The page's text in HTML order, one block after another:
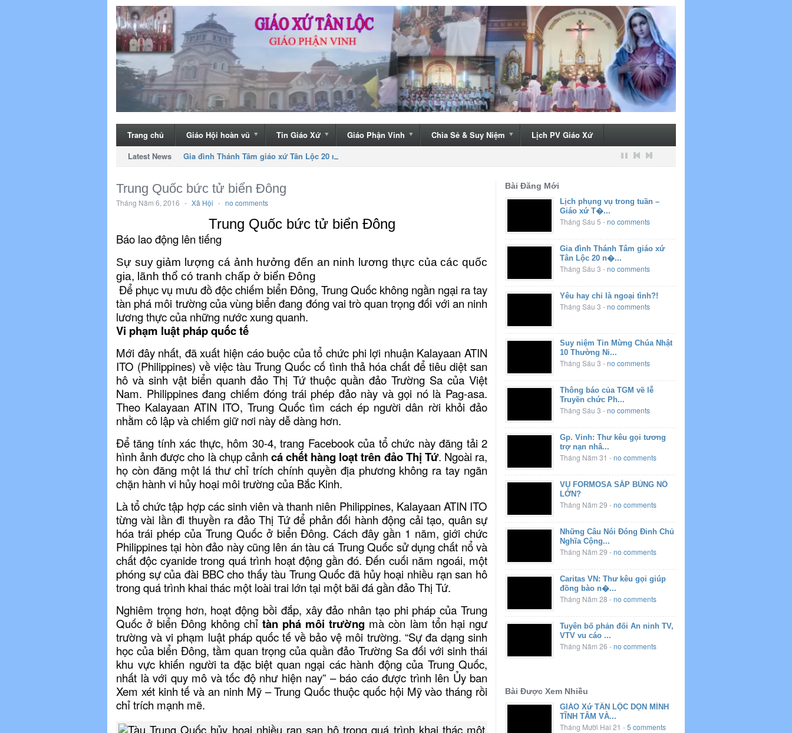
Trang chủ Giáo Hội hoàn vũ Tin Giáo Xứ Giáo Phận Vinh Chia Sẻ & Suy Niệm
Lịch PV Giáo Xứ
Latest News
Gia đình Thánh Tâm giáo xứ Tân Lộc 20 năm thành lập
Trung Quốc bức tử biển Đông
Tháng Năm 6, 2016 - Xã Hội - no comments
Trung Quốc bức tử biển Đông
Báo lao động lên tiếng
Sự suy giảm lượng cá ảnh hưởng đến an ninh lương thực của các quốc
gia, lãnh thổ có tranh chấp ở biển Đông
Để phục vụ mưu đồ độc chiếm biển Đông, Trung Quốc không ngần ngại ra tay
tàn phá môi trường của vùng biển đang đóng vai trò quan trọng đối với an ninh
lương thực của những nước xung quanh.
Vi phạm luật pháp quốc tế
Mới đây nhất, đã xuất hiện cáo buộc của tổ chức phi lợi nhuận Kalayaan ATIN
ITO (Philippines) về việc tàu Trung Quốc cố tình thả hóa chất để tiêu diệt san
hô và sinh vật biển quanh đảo Thị Tứ thuộc quần đảo Trường Sa của Việt
Nam. Philippines đang chiếm đóng trái phép đảo này và gọi nó là Pag-asa.
Theo Kalayaan ATIN ITO, Trung Quốc tìm cách ép người dân rời khỏi đảo
nhằm cô lập và chiếm giữ nơi này dễ dàng hơn.
Để tăng tính xác thực, hôm 30-4, trang Facebook của tổ chức này đăng tải 2
hình ảnh được cho là chụp cảnh cá chết hàng loạt trên đảo Thị Tứ. Ngoài ra,
họ còn đăng một lá thư chỉ trích chính quyền địa phương không ra tay ngăn
chặn hành vi hủy hoại môi trường của Bắc Kinh.
Là tổ chức tập hợp các sinh viên và thanh niên Philippines, Kalayaan ATIN ITO
từng vài lần đi thuyền ra đảo Thị Tứ để phản đối hành động cải tạo, quân sự
hóa trái phép của Trung Quốc ở biển Đông. Cách đây gần 1 năm, giới chức
Philippines tại hòn đảo này cũng lên án tàu cá Trung Quốc sử dụng chất nổ và
chất độc cyanide trong quá trình hoạt động gần đó. Đến cuối năm ngoái, một
phóng sự của đài BBC cho thấy tàu Trung Quốc đã hủy hoại nhiều rạn san hô
trong quá trình khai thác một loài trai lớn tại một bãi đá gần đảo Thị Tứ.
Nghiêm trọng hơn, hoạt động bồi đắp, xây đảo nhân tạo phi pháp của Trung
Quốc ở biển Đông không chỉ tàn phá môi trường mà còn làm tổn hại ngư
trường và vi phạm luật pháp quốc tế về bảo vệ môi trường. “Sự đa dạng sinh
học của biển Đông, tầm quan trọng của quần đảo Trường Sa đối với sinh thái
khu vực khiến người ta đặc biệt quan ngại các hành động của Trung Quốc,
nhất là với quy mô và tốc độ như hiện nay” – báo cáo được trình lên Ủy ban
Xem xét kinh tế và an ninh Mỹ – Trung Quốc thuộc quốc hội Mỹ vào tháng rồi
chỉ trích mạnh mẽ.
Bài Đăng Mới
Lịch phụng vụ trong tuần –
Giáo xứ T�...
Tháng Sáu 5 -no comments
Gia đình Thánh Tâm giáo xứ
Tân Lộc 20 n�...
Tháng Sáu 3 -no comments
Yêu hay chỉ là ngoại tình?!
Tháng Sáu 3 -no comments
Suy niệm Tin Mừng Chúa Nhật
10 Thường Ni...
Tháng Sáu 3 -no comments
Thông báo của TGM về lễ
Truyền chức Ph...
Tháng Sáu 3 -no comments
Gp. Vinh: Thư kêu gọi tương
trợ nạn nhâ...
Tháng Năm 31 -no comments
VỤ FORMOSA SẮP BÙNG NỔ
LỚN?
Tháng Năm 29 -no comments
Những Câu Nói Đóng Đinh Chủ
Nghĩa Cộng...
Tháng Năm 29 -no comments
Caritas VN: Thư kêu gọi giúp
đồng bào n�...
Tháng Năm 28 -no comments
Tuyên bố phản đối An ninh TV,
VTV vu cáo ...
Tháng Năm 26 -no comments
Bài Được Xem Nhiều
GIÁO Xứ TÂN LỘC DỌN MÌNH
TĨNH TÂM VÀ...
Tháng Mười Hai 21 -5 comments